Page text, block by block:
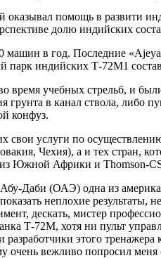
помощь в развити
долю индийских
в год. Последние
парк индийских Т-72М1
время учебных стрельб, и
грунта в канал ствола,
конфуз.
свои услуги по
Чехия), а и тех стран,
Южной Африки и Thomson-
Даби (ОАЭ) одна из
неплохие результаты,
дескать, мистер
Т-72М, хотя ни пульт
этого
очень вежливо попросил